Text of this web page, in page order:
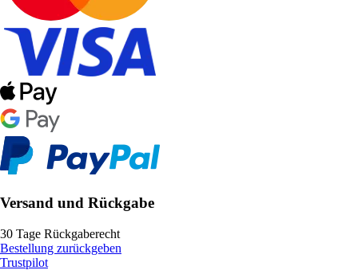
Versand und Rückgabe
30 Tage Rückgaberecht
Bestellung zurückgeben
Trustpilot